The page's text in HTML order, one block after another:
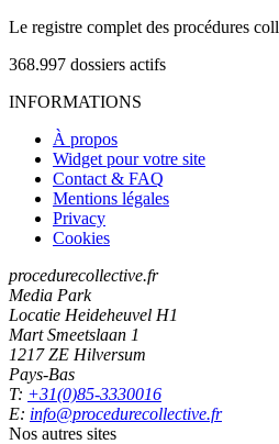
Le registre complet des procédures
368.997 dossiers actifs
INFORMATIONS
À propos
Widget pour votre site
Contact & FAQ
Mentions légales
Privacy
Cookies
procedurecollective.fr
Media Park
Locatie Heideheuvel H1
Mart Smeetslaan 1
1217 ZE Hilversum
Pays-Bas
T: +31(0)85-3330016
E: info@procedurecollective.fr
Nos autres sites